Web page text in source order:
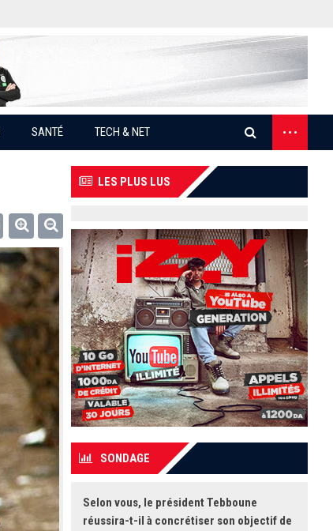
SANTÉ TECH & NET
...
Print
LES PLUS LUS
SONDAGE
Selon vous, le président Tebboune
réussira-t-il à concrétiser son objectif de